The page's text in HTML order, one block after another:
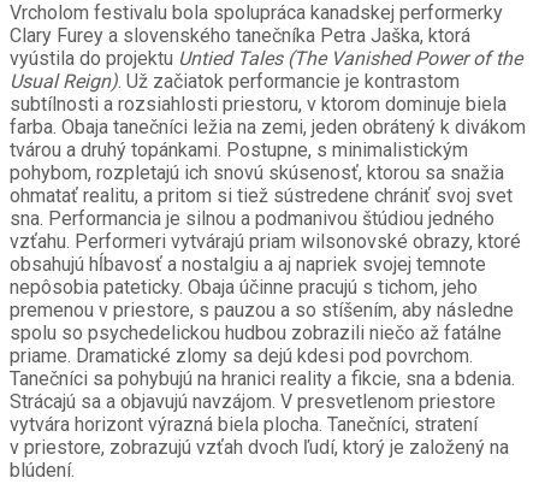
Vrcholom festivalu bola spolupráca kanadskej performerky
Clary Furey a slovenského tanečníka Petra Jaška, ktorá
vyústila do projektu Untied Tales (The Vanished Power of the
Usual Reign). Už začiatok performancie je kontrastom
subtílnosti a rozsiahlosti priestoru, v ktorom dominuje biela
farba. Obaja tanečníci ležia na zemi, jeden obrátený k divákom
tvárou a druhý topánkami. Postupne, s minimalistickým
pohybom, rozpletajú ich snovú skúsenosť, ktorou sa snažia
ohmatať realitu, a pritom si tiež sústredene chrániť svoj svet
sna. Performancia je silnou a podmanivou štúdiou jedného
vzťahu. Performeri vytvárajú priam wilsonovské obrazy, ktoré
obsahujú hĺbavosť a nostalgiu a aj napriek svojej temnote
nepôsobia pateticky. Obaja účinne pracujú s tichom, jeho
premenou v priestore, s pauzou a so stíšením, aby následne
spolu so psychedelickou hudbou zobrazili niečo až fatálne
priame. Dramatické zlomy sa dejú kdesi pod povrchom.
Tanečníci sa pohybujú na hranici reality a fikcie, sna a bdenia.
Strácajú sa a objavujú navzájom. V presvetlenom priestore
vytvára horizont výrazná biela plocha. Tanečníci, stratení
v priestore, zobrazujú vzťah dvoch ľudí, ktorý je založený na
blúdení.